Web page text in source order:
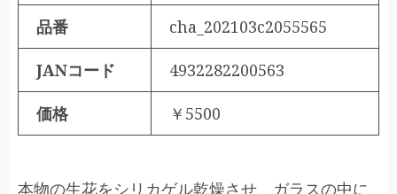
品番 cha_202103c2055565
JANコード 4932282200563
価格 ￥5500